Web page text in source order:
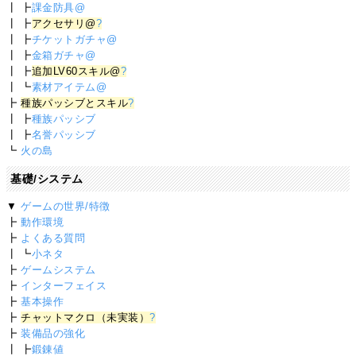
┃ ┣課金防具@
┃ ┣アクセサリ@?
┃ ┣チケットガチャ@
┃ ┣金箱ガチャ@
┃ ┣追加LV60スキル@?
┃ ┗素材アイテム@
┣種族パッシブとスキル?
┃ ┣種族パッシブ
┃ ┣名誉パッシブ
┗ 火の島
基礎/システム
▼ゲームの世界/特徴
┣動作環境
┣ よくある質問
┃ ┗小ネタ
┣ゲームシステム
┣ インターフェイス
┣基本操作
┣チャットマクロ（未実装）?
┣装備品の強化
┃ ┣鍛錬値